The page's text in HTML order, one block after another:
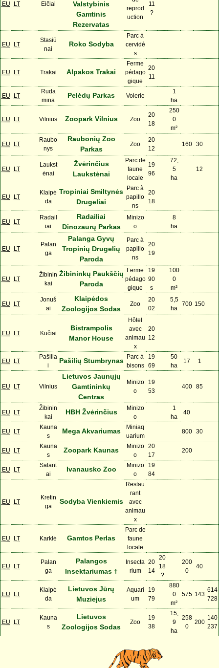
EU LT Eičiai
Valstybinis
Gamtinis
Rezervatas
reprod
uction
11
?
EU LT
Stasiū
nai
Roko Sodyba
Parc à
cervidé
s
EU LT Trakai Alpakos Trakai
Ferme
pédago
gique
20
11
EU LT
Ruda
mina
Pelėdų Parkas Volerie
1
ha
EU LT Vilnius Zoopark Vilnius Zoo
20
18
250
0
m²
EU LT
Raubo
nys
Raubonių Zoo
Parkas
Zoo
20
12
160 30
EU LT
Laukst
ėnai
Žvėrinčius
Laukstėnai
Parc de
faune
locale
19
96
72,
5
ha
12
EU LT
Klaipė
da
Tropiniai Smiltynės
Drugeliai
Parc à
papillo
ns
20
18
EU LT
Radail
iai
Radailiai
Dinozaurų Parkas
Minizo
o
8
ha
EU LT
Palan
ga
Palanga Gyvų
Tropinių Drugelių
Paroda
Parc à
papillo
ns
20
19
EU LT
Žibinin
kai
Žibininkų Paukščių
Paroda
Ferme
pédago
gique
19
90
s
100
0
m²
EU LT
Jonuš
ai
Klaipėdos
Zoologijos Sodas
Zoo
20
02
5,5
ha
700 150
EU LT Kučiai
Bistrampolis
Manor House
Hôtel
avec
animau
x
20
12
EU LT
Pašilia
i
Pašilių Stumbrynas Parc à
bisons
19
69
50
ha
17 1
EU LT Vilnius
Lietuvos Jaunųjų
Gamtininkų
Centras
Minizo
o
19
53
400 85
EU LT
Žibinin
kai
HBH Žvėrinčius
Minizo
o
1
ha
40
EU LT
Kauna
s
Mega Akvariumas
Miniaq
uarium
800 30
EU LT
Kauna
s
Zoopark Kaunas
Minizo
o
20
17
200
EU LT
Salant
ai
Ivanausko Zoo
Minizo
o
19
84
EU LT
Kretin
ga
Sodyba Vienkiemis
Restau
rant
avec
animau
x
EU LT Karklė Gamtos Perlas
Parc de
faune
locale
EU LT
Palan
ga
Palangos
Insektariumas †
Insecta
rium
20
14
20
18
?
200
0
40
EU LT
Klaipė
da
Lietuvos Jūrų
Muziejus
Aquari
um
19
79
880
0
m²
575 143
614
728
EU LT
Kauna
s
Lietuvos
Zoologijos Sodas
Zoo
19
38
15,
9
ha
258
0
200
140
237